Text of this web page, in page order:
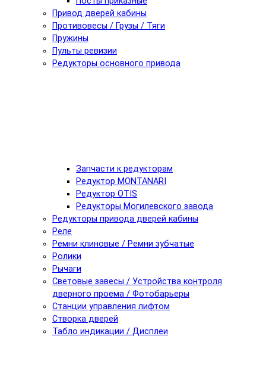
Привод дверей кабины
Противовесы / Грузы / Тяги
Пружины
Пульты ревизии
Редукторы основного привода
Запчасти к редукторам
Редуктор MONTANARI
Редуктор OTIS
Редукторы Могилевского завода
Редукторы привода дверей кабины
Реле
Ремни клиновые / Ремни зубчатые
Ролики
Рычаги
Световые завесы / Устройства контроля
дверного проема / Фотобарьеры
Станции управления лифтом
Створка дверей
Табло индикации / Дисплеи